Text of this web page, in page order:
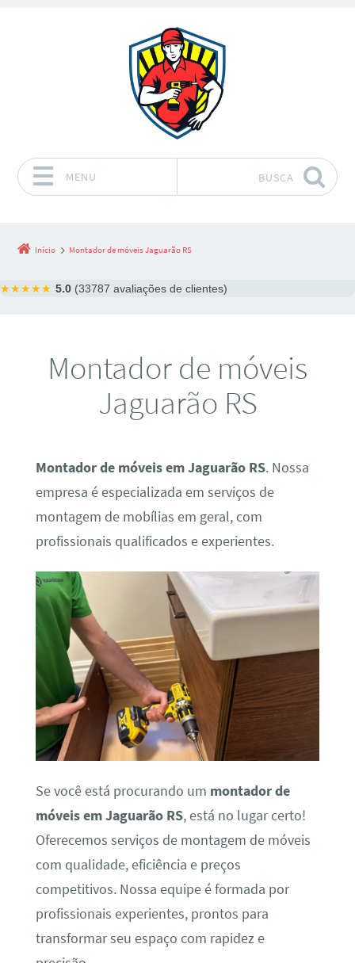
MENU BUSCA
Início Montador de móveis Jaguarão RS
★★★★★ 5.0 (33787 avaliações de clientes)
Montador de móveis
Jaguarão RS
Montador de móveis em Jaguarão RS. Nossa
empresa é especializada em serviços de
montagem de mobílias em geral, com
profissionais qualificados e experientes.
Se você está procurando um montador de
móveis em Jaguarão RS, está no lugar certo!
Oferecemos serviços de montagem de móveis
com qualidade, eficiência e preços
competitivos. Nossa equipe é formada por
profissionais experientes, prontos para
transformar seu espaço com rapidez e